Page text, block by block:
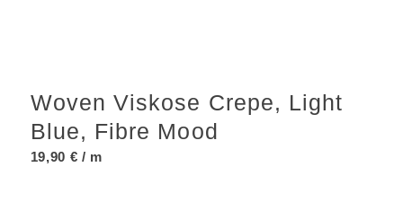
Woven Viskose Crepe, Light
Blue, Fibre Mood
19,90 € / m